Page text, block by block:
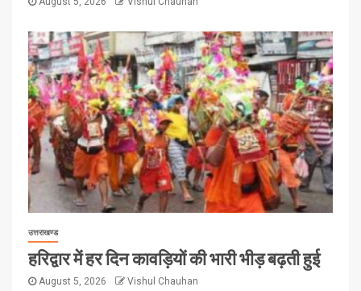
उत्तराखण्ड
हरिद्वार में हर दिन कावड़ियों की भारी भीड़ बढ़ती हुई
August 5, 2026 Vishul Chauhan